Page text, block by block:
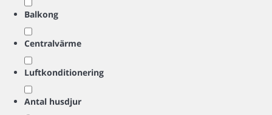
Balkong
Centralvärme
Luftkonditionering
Antal husdjur